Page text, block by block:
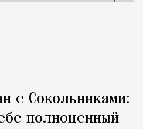
с Сокольниками:
полноценный